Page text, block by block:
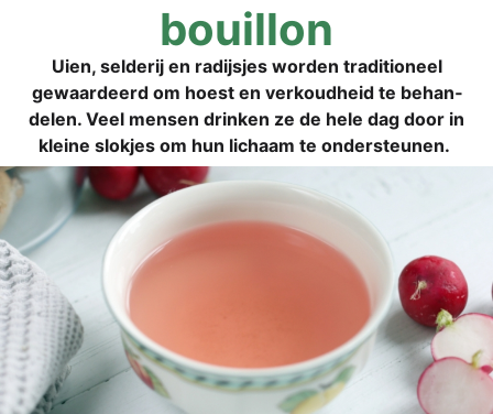
bouillon
Uien, sel­de­rij en rad­ijs­jes wor­den tra­di­tio­neel
gewaar­de­erd om hoest en verk­oud­heid te behan­
delen. Veel men­sen drin­ken ze de hele dag door in
klei­ne slok­jes om hun lichaam te ondersteunen.